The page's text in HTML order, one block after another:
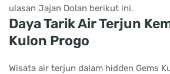
ulasan Jajan Dolan berikut ini.
Daya Tarik Air Terjun
Kulon Progo
Wisata air terjun dalam hidden Gems